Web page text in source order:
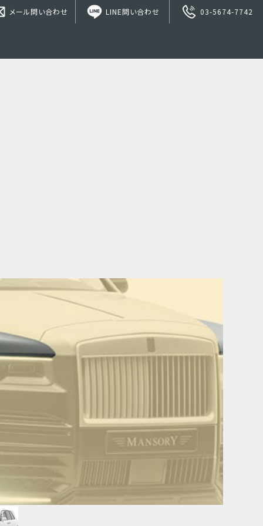
メール問い合わせ LINE問い合わせ 03-5674-7742